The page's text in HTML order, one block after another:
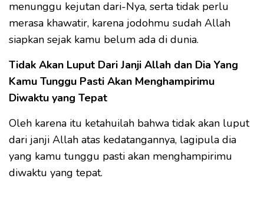
menunggu kejutan dari-Nya, serta tidak perlu
merasa khawatir, karena jodohmu sudah Allah
siapkan sejak kamu belum ada di dunia.
Tidak Akan Luput Dari Janji Allah dan Dia Yang
Kamu Tunggu Pasti Akan Menghampirimu
Diwaktu yang Tepat
Oleh karena itu ketahuilah bahwa tidak akan luput
dari janji Allah atas kedatangannya, lagipula dia
yang kamu tunggu pasti akan menghampirimu
diwaktu yang tepat.